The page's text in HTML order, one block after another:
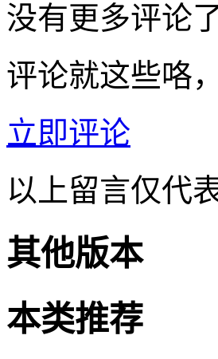
没有更多评论
评论就这些咯
立即评论
以上留言仅代
其他版本
本类推荐